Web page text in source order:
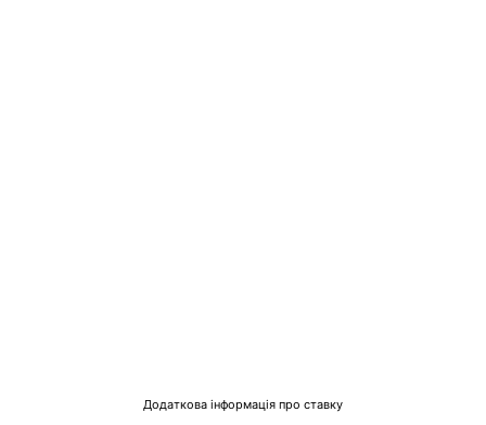
Додаткова інформація про ставку